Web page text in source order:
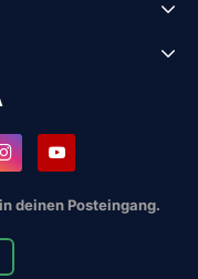
deinen Posteingang.